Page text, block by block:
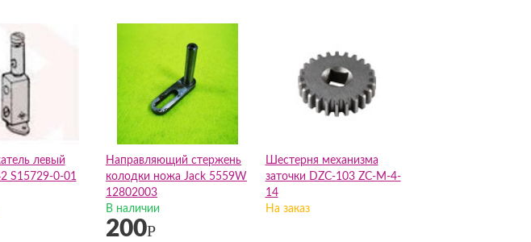
левый
S15729-0-01
Направляющий стержень
колодки ножа Jack 5559W
12802003
В наличии
200Р
Шестерня механизма
заточки DZC-103 ZC-M-4-
14
На заказ